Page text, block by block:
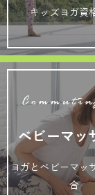
キッズヨガ資
ベビーマッ
ヨガとベビーマッ
合